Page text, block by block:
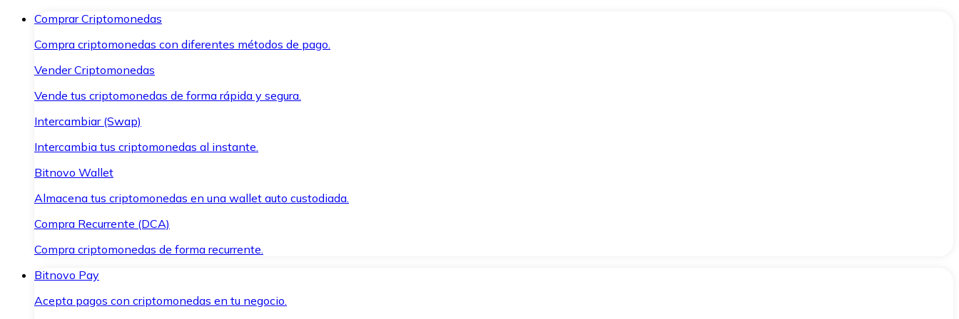
Comprar Criptomonedas
Compra criptomonedas con diferentes métodos de pago.
Vender Criptomonedas
Vende tus criptomonedas de forma rápida y segura.
Intercambiar (Swap)
Intercambia tus criptomonedas al instante.
Bitnovo Wallet
Almacena tus criptomonedas en una wallet auto custodiada.
Compra Recurrente (DCA)
Compra criptomonedas de forma recurrente.
Bitnovo Pay
Acepta pagos con criptomonedas en tu negocio.